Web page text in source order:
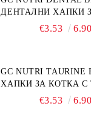
ДЕНТАЛНИ ХАПКИ
€3.53
GC NUTRI TAURINE
ХАПКИ ЗА КОТКА С
€3.53